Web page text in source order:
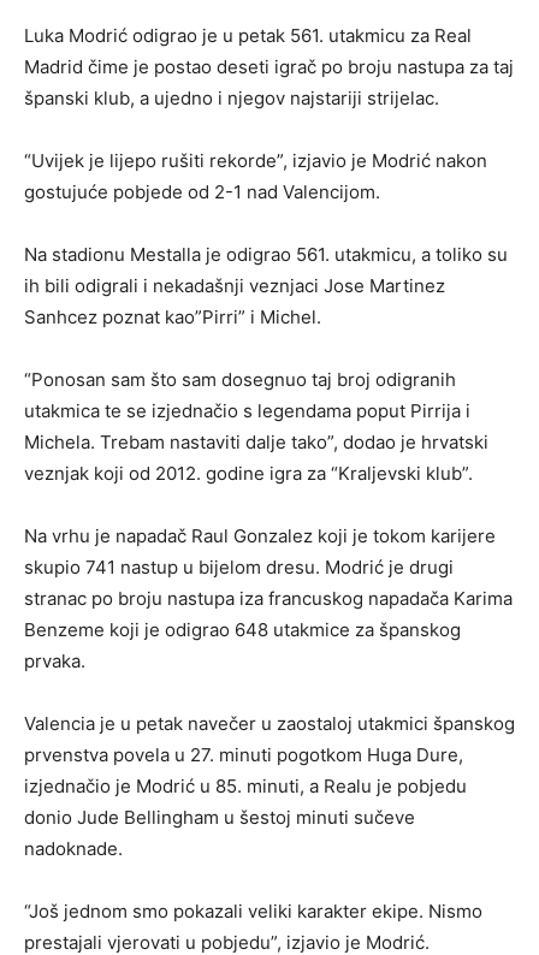
Luka Modrić odigrao je u petak 561. utakmicu za Real
Madrid čime je postao deseti igrač po broju nastupa za taj
španski klub, a ujedno i njegov najstariji strijelac.
“Uvijek je lijepo rušiti rekorde”, izjavio je Modrić nakon
gostujuće pobjede od 2-1 nad Valencijom.
Na stadionu Mestalla je odigrao 561. utakmicu, a toliko su
ih bili odigrali i nekadašnji veznjaci Jose Martinez
Sanhcez poznat kao”Pirri” i Michel.
“Ponosan sam što sam dosegnuo taj broj odigranih
utakmica te se izjednačio s legendama poput Pirrija i
Michela. Trebam nastaviti dalje tako”, dodao je hrvatski
veznjak koji od 2012. godine igra za “Kraljevski klub”.
Na vrhu je napadač Raul Gonzalez koji je tokom karijere
skupio 741 nastup u bijelom dresu. Modrić je drugi
stranac po broju nastupa iza francuskog napadača Karima
Benzeme koji je odigrao 648 utakmice za španskog
prvaka.
Valencia je u petak navečer u zaostaloj utakmici španskog
prvenstva povela u 27. minuti pogotkom Huga Dure,
izjednačio je Modrić u 85. minuti, a Realu je pobjedu
donio Jude Bellingham u šestoj minuti sučeve
nadoknade.
“Još jednom smo pokazali veliki karakter ekipe. Nismo
prestajali vjerovati u pobjedu”, izjavio je Modrić.